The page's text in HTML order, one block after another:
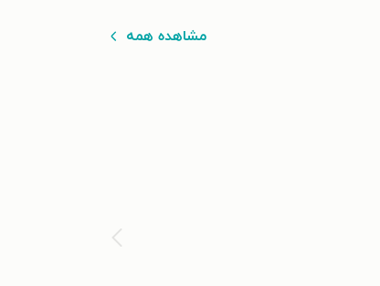
مشاهده همه